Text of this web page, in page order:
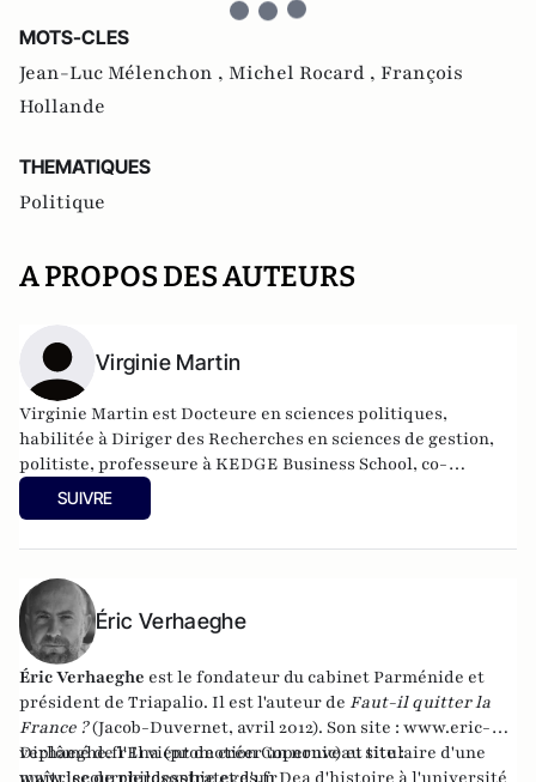
MOTS-CLES
Jean-Luc Mélenchon , Michel Rocard , François
Hollande
THEMATIQUES
Politique
A PROPOS DES AUTEURS
Virginie Martin
Virginie Martin est Docteure en sciences politiques,
habilitée à Diriger des Recherches en sciences de gestion,
politiste, professeure à KEDGE Business School, co-
responsable du comité scientifique de la Revue Politique et
Parlementaire.
SUIVRE
Éric Verhaeghe
Éric Verhaeghe est le fondateur du cabinet Parménide et
président de Triapalio. Il est l'auteur de Faut-il quitter la
France ?(Jacob-Duvernet, avril 2012). Son site : www.eric-
verhaeghe.frIl vient de créer un nouveau site :
Diplômé de l'Ena (promotion Copernic) et titulaire d'une